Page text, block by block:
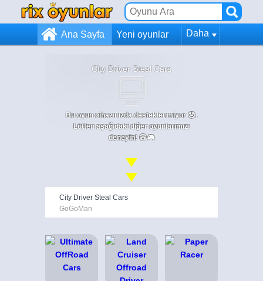
Ana Sayfa Yeni oyunlar Daha
City Driver Steal Cars
Bu oyun cihazınızda desteklenmiyor 😞.
Lütfen aşağıdaki diğer oyunlarımızı
deneyin! 😄🎮
City Driver Steal Cars
GoGoMan